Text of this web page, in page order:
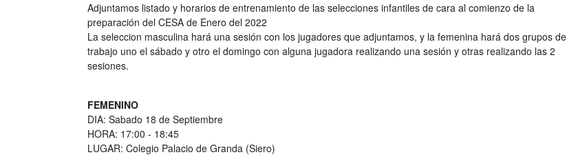
Adjuntamos listado y horarios de entrenamiento de las selecciones infantiles de cara al comienzo de la
preparación del CESA de Enero del 2022
La seleccion masculina hará una sesión con los jugadores que adjuntamos, y la femenina hará dos grupos de
trabajo uno el sábado y otro el domingo con alguna jugadora realizando una sesión y otras realizando las 2
sesiones.
FEMENINO
DIA: Sabado 18 de Septiembre
HORA: 17:00 - 18:45
LUGAR: Colegio Palacio de Granda (Siero)